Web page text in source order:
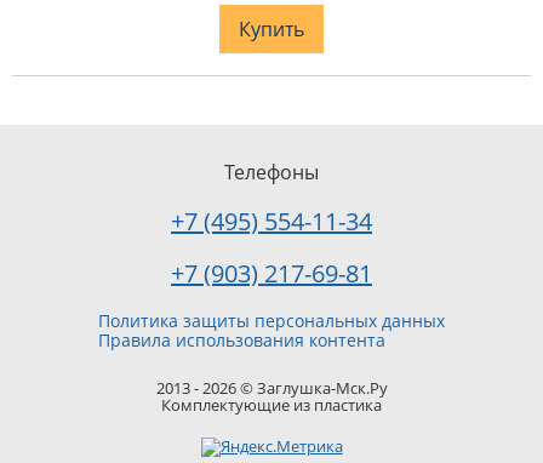
Купить
2013 - 2026 © Заглушка-Мск.Ру
Комплектующие из пластика
Политика защиты персональных данных
Правила использования контента
Телефоны
+7 (495) 554-11-34
+7 (903) 217-69-81